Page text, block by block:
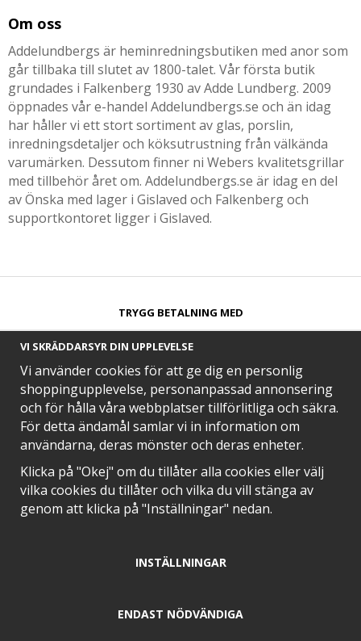
Om oss
Addelundbergs är heminredningsbutiken med anor som
går tillbaka till slutet av 1800-talet. Vår första butik
grundades i Falkenberg 1930 av Adde Lundberg. 2009
öppnades vår e-handel Addelundbergs.se och än idag
har håller vi ett stort sortiment av glas, porslin,
inredningsdetaljer och köksutrustning från välkända
varumärken. Dessutom finner ni Webers kvalitetsgrillar
med tillbehör året om. Addelundbergs.se är idag en del
av Önska med lager i Gislaved och Falkenberg och
supportkontoret ligger i Gislaved.
TRYGG BETALNING MED​
SNABB LEVERANS MED
EN DEL AV
VI SKRÄDDARSYR DIN UPPLEVELSE
Vi använder cookies för att ge dig en personlig
shoppingupplevelse, personanpassad annonsering
och för hålla våra webbplatser tillförlitliga och säkra.
För detta ändamål samlar vi in information om
användarna, deras mönster och deras enheter.
Klicka på "Okej" om du tillåter alla cookies eller välj
vilka cookies du tillåter och vilka du vill stänga av
genom att klicka på "Inställningar" nedan.
INSTÄLLNINGAR
ENDAST NÖDVÄNDIGA